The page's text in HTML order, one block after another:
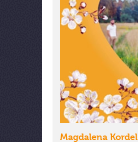
Magdalena Kordel